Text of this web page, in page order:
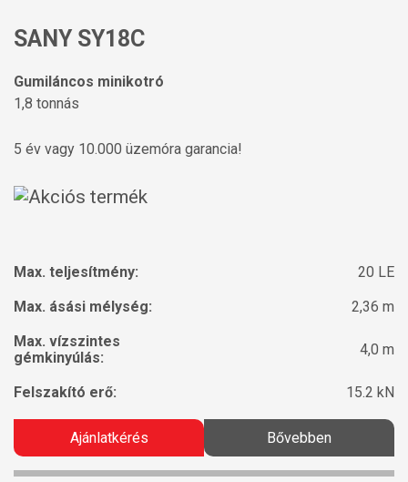
SANY SY18C
Gumiláncos minikotró
1,8 tonnás
5 év vagy 10.000 üzemóra garancia!
Max. teljesítmény:
20 LE
Max. ásási mélység:
2,36 m
Max. vízszintes
gémkinyúlás:
4,0 m
Felszakító erő: 15.2 kN
Ajánlatkérés Bővebben